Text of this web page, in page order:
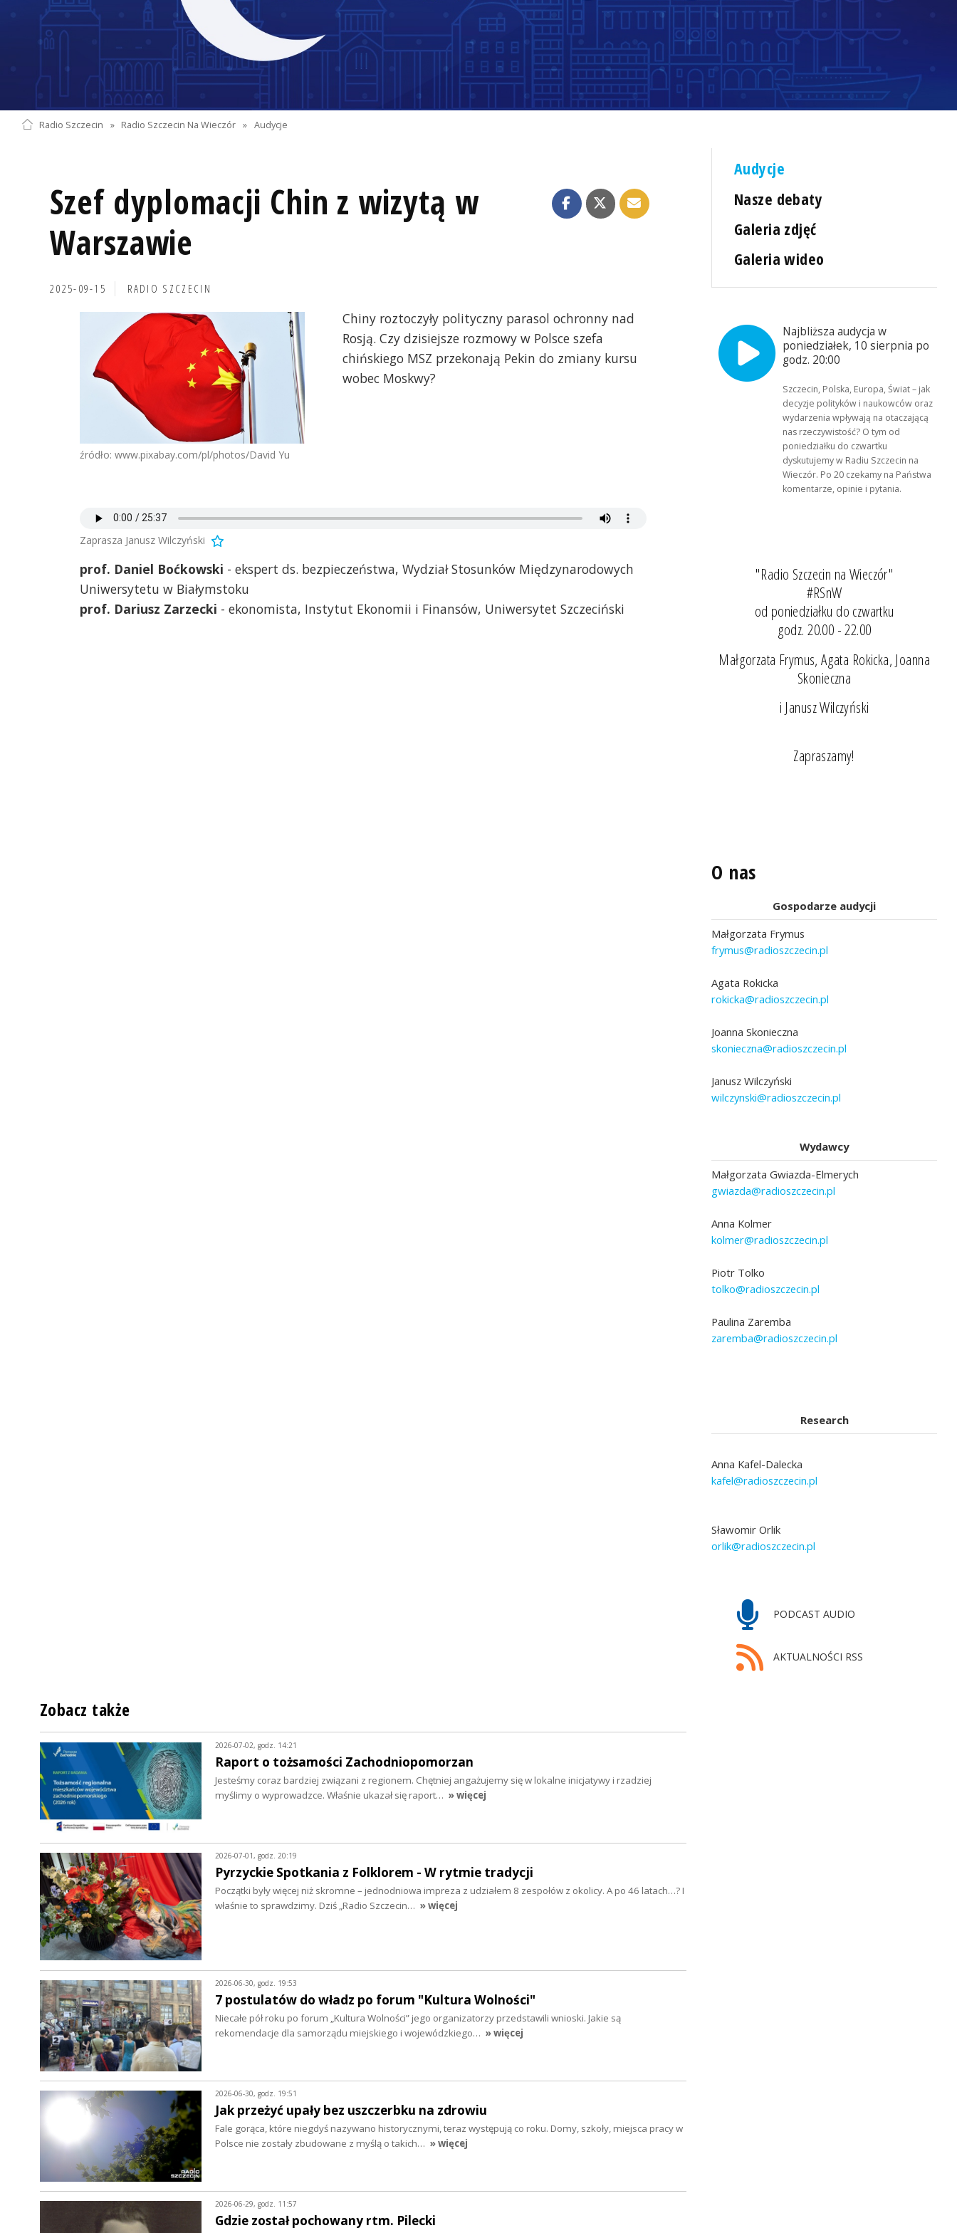
Radio Szczecin » Radio Szczecin Na Wieczór » Audycje
Szef dyplomacji Chin z wizytą w
Warszawie
2025-09-15 RADIO SZCZECIN
źródło: www.pixabay.com/pl/photos/David Yu
Chiny roztoczyły polityczny parasol ochronny nad
Rosją. Czy dzisiejsze rozmowy w Polsce szefa
chińskiego MSZ przekonają Pekin do zmiany kursu
wobec Moskwy?
Zaprasza Janusz Wilczyński
prof. Daniel Boćkowski - ekspert ds. bezpieczeństwa, Wydział Stosunków Międzynarodowych
Uniwersytetu w Białymstoku
prof. Dariusz Zarzecki - ekonomista, Instytut Ekonomii i Finansów, Uniwersytet Szczeciński
Audycje
Nasze debaty
Galeria zdjęć
Galeria wideo
Najbliższa audycja w
poniedziałek, 10 sierpnia po
godz. 20:00
Szczecin, Polska, Europa, Świat – jak
decyzje polityków i naukowców oraz
wydarzenia wpływają na otaczającą
nas rzeczywistość? O tym od
poniedziałku do czwartku
dyskutujemy w Radiu Szczecin na
Wieczór. Po 20 czekamy na Państwa
komentarze, opinie i pytania.
"Radio Szczecin na Wieczór"
#RSnW
od poniedziałku do czwartku
godz. 20.00 - 22.00
Małgorzata Frymus, Agata Rokicka, Joanna
Skonieczna
i Janusz Wilczyński
Zapraszamy!
O nas
Gospodarze audycji
Małgorzata Frymus
frymus@radioszczecin.pl
Agata Rokicka
rokicka@radioszczecin.pl
Joanna Skonieczna
skonieczna@radioszczecin.pl
Janusz Wilczyński
wilczynski@radioszczecin.pl
Wydawcy
Małgorzata Gwiazda-Elmerych
gwiazda@radioszczecin.pl
Anna Kolmer
kolmer@radioszczecin.pl
Piotr Tolko
tolko@radioszczecin.pl
Paulina Zaremba
zaremba@radioszczecin.pl
Research
Anna Kafel-Dalecka
kafel@radioszczecin.pl
Sławomir Orlik
orlik@radioszczecin.pl
PODCAST AUDIO
AKTUALNOŚCI RSS
Zobacz także
2026-07-02, godz. 14:21
Raport o tożsamości Zachodniopomorzan
Jesteśmy coraz bardziej związani z regionem. Chętniej angażujemy się w lokalne inicjatywy i rzadziej
myślimy o wyprowadzce. Właśnie ukazał się raport… » więcej
2026-07-01, godz. 20:19
Pyrzyckie Spotkania z Folklorem - W rytmie tradycji
Początki były więcej niż skromne – jednodniowa impreza z udziałem 8 zespołów z okolicy. A po 46 latach…? I
właśnie to sprawdzimy. Dziś „Radio Szczecin… » więcej
2026-06-30, godz. 19:53
7 postulatów do władz po forum "Kultura Wolności"
Niecałe pół roku po forum „Kultura Wolności” jego organizatorzy przedstawili wnioski. Jakie są
rekomendacje dla samorządu miejskiego i wojewódzkiego… » więcej
2026-06-30, godz. 19:51
Jak przeżyć upały bez uszczerbku na zdrowiu
Fale gorąca, które niegdyś nazywano historycznymi, teraz występują co roku. Domy, szkoły, miejsca pracy w
Polsce nie zostały zbudowane z myślą o takich… » więcej
2026-06-29, godz. 11:57
Gdzie został pochowany rtm. Pilecki